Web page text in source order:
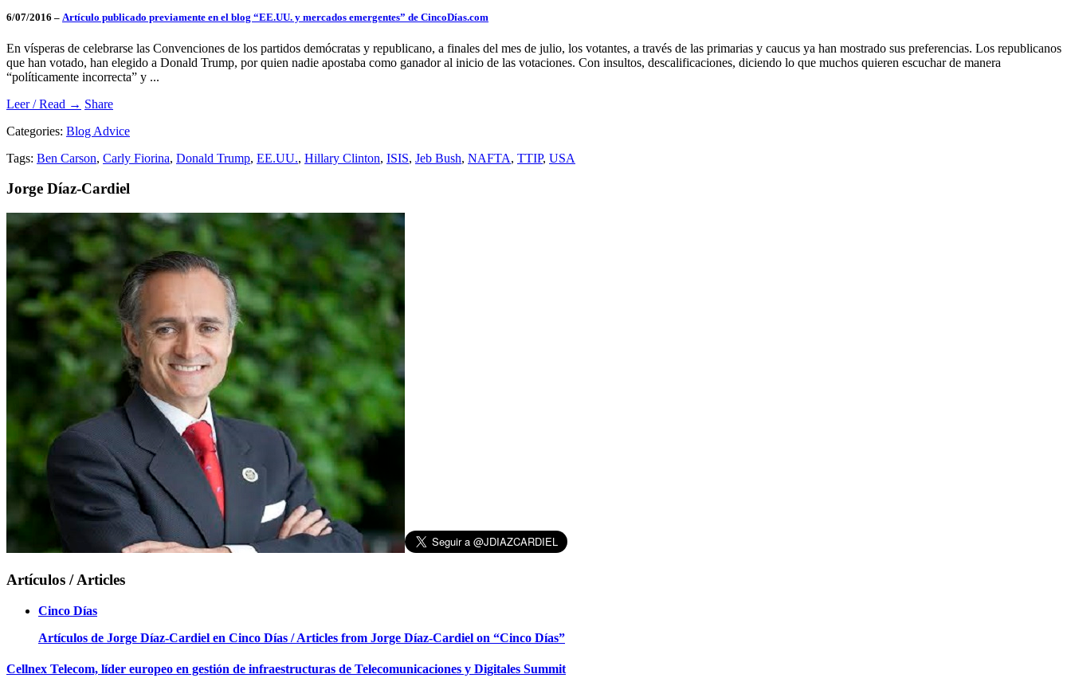
6/07/2016 – Artículo publicado previamente en el blog “EE.UU. y mercados emergentes” de CincoDías.com
En vísperas de celebrarse las Convenciones de los partidos demócratas y republicano, a finales del mes de julio, los votantes, a través de las primarias y caucus ya han mostrado sus preferencias. Los republicanos
que han votado, han elegido a Donald Trump, por quien nadie apostaba como ganador al inicio de las votaciones. Con insultos, descalificaciones, diciendo lo que muchos quieren escuchar de manera
“políticamente incorrecta” y ...
Leer / Read → Share
Categories: Blog Advice
Tags: Ben Carson, Carly Fiorina, Donald Trump, EE.UU., Hillary Clinton, ISIS, Jeb Bush, NAFTA, TTIP, USA
Jorge Díaz-Cardiel
Artículos / Articles
Cinco Días
Artículos de Jorge Díaz-Cardiel en Cinco Días / Articles from Jorge Díaz-Cardiel on “Cinco Días”
Cellnex Telecom, líder europeo en gestión de infraestructuras de Telecomunicaciones y Digitales Summit